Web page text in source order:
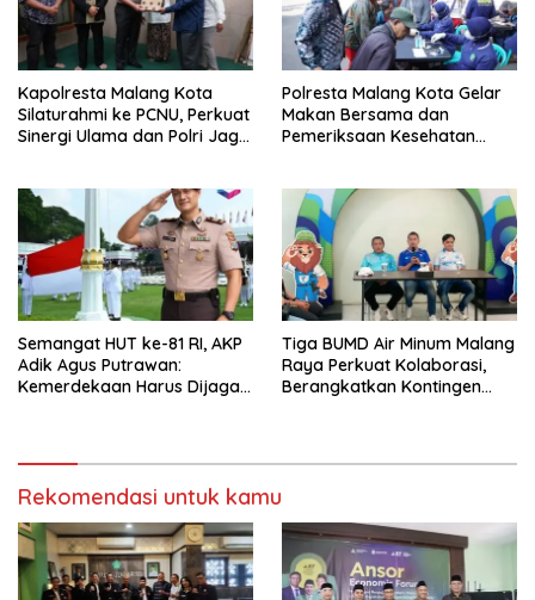
Kapolresta Malang Kota
Silaturahmi ke PCNU, Perkuat
Sinergi Ulama dan Polri Jaga
Polresta Malang Kota Gelar
Makan Bersama dan
Pemeriksaan Kesehatan
Semangat HUT ke-81 RI, AKP
Adik Agus Putrawan:
Kemerdekaan Harus Dijaga
Tiga BUMD Air Minum Malang
Raya Perkuat Kolaborasi,
Berangkatkan Kontingen
Rekomendasi untuk kamu